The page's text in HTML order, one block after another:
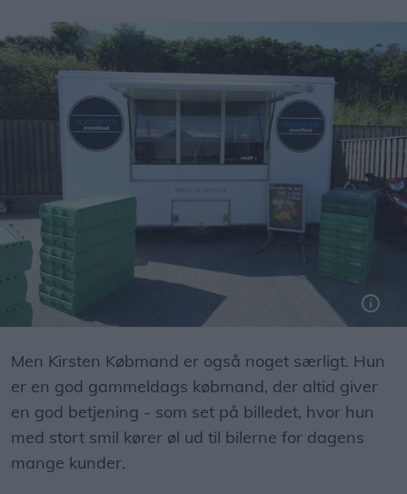
Men Kirsten Købmand er også noget særligt. Hun
er en god gammeldags købmand, der altid giver
en god betjening - som set på billedet, hvor hun
med stort smil kører øl ud til bilerne for dagens
mange kunder.